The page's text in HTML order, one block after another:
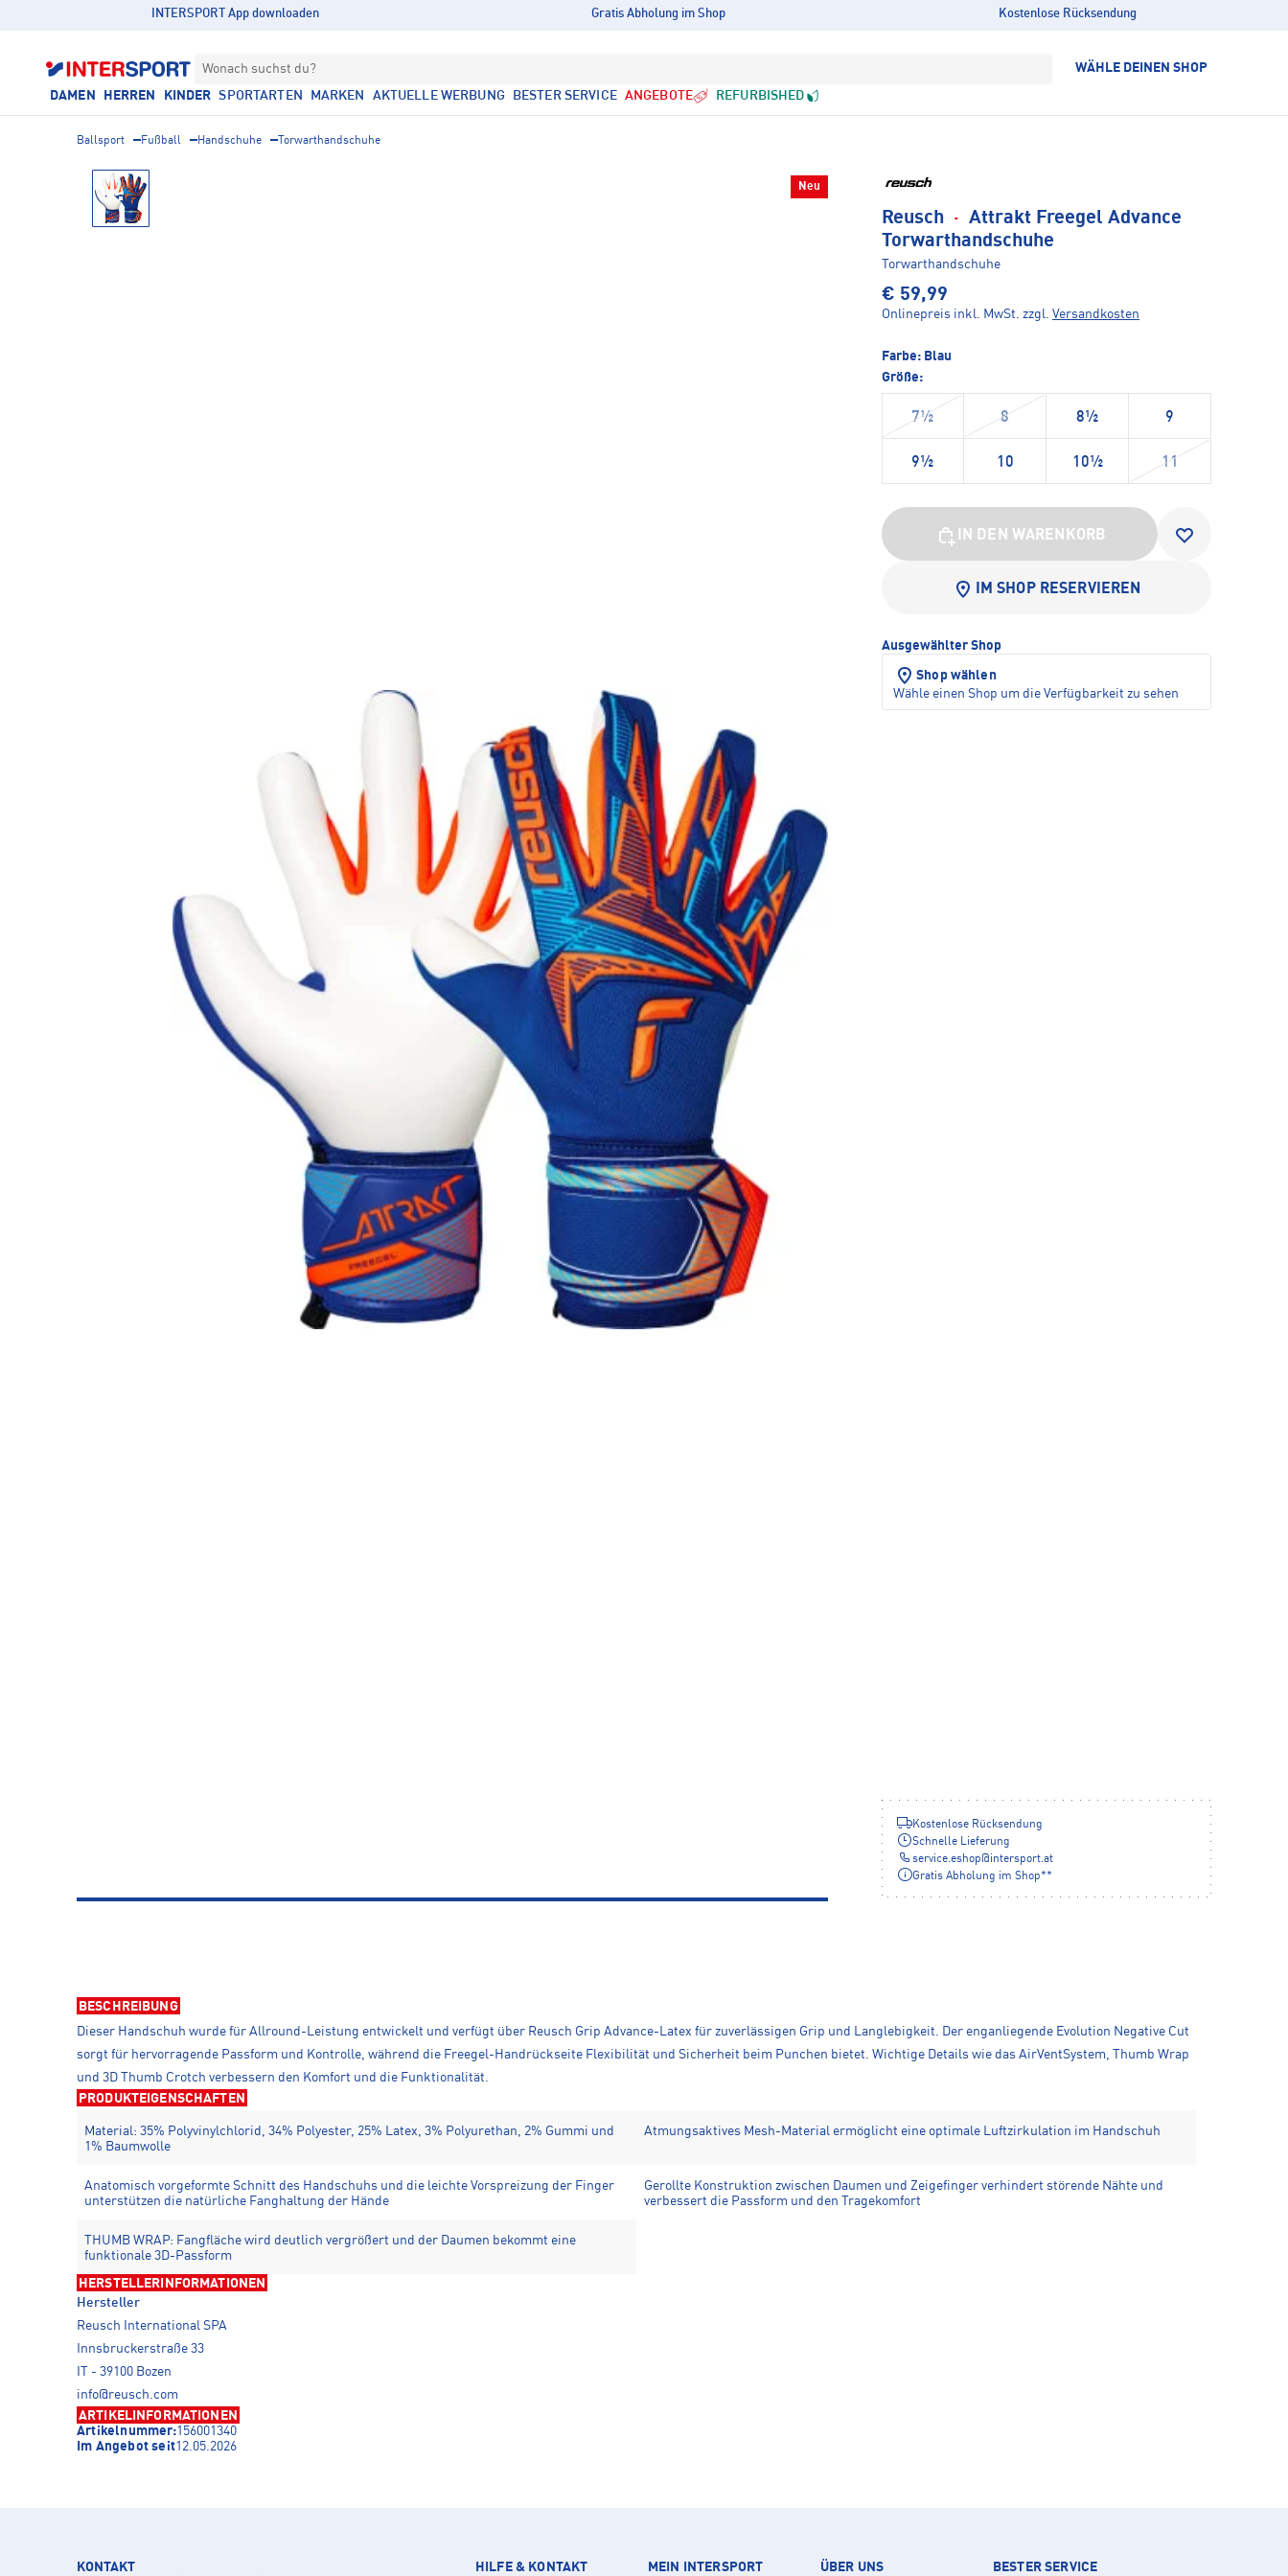
INTERSPORT App downloaden Gratis Abholung im Shop Kostenlose Rücksendung
Wonach suchst du? WÄHLE DEINEN SHOP
DAMEN HERREN KINDER SPORTARTEN MARKEN AKTUELLE WERBUNG BESTER SERVICE ANGEBOTE REFURBISHED
Ballsport Fußball Handschuhe Torwarthandschuhe
Neu
Reusch · Attrakt Freegel Advance
Torwarthandschuhe
Torwarthandschuhe
€ 59,99
Onlinepreis inkl. MwSt. zzgl. Versandkosten
Farbe: Blau
Größe:
7½ 8 8½ 9
9½ 10 10½ 11
IN DEN WARENKORB
IM SHOP RESERVIEREN
Ausgewählter Shop
Shop wählen
Wähle einen Shop um die Verfügbarkeit zu sehen
Kostenlose Rücksendung
Schnelle Lieferung
service.eshop@intersport.at
Gratis Abholung im Shop**
BESCHREIBUNG
Dieser Handschuh wurde für Allround-Leistung entwickelt und verfügt über Reusch Grip Advance-Latex für zuverlässigen Grip und Langlebigkeit. Der enganliegende Evolution Negative Cut
sorgt für hervorragende Passform und Kontrolle, während die Freegel-Handrückseite Flexibilität und Sicherheit beim Punchen bietet. Wichtige Details wie das AirVentSystem, Thumb Wrap
und 3D Thumb Crotch verbessern den Komfort und die Funktionalität.
PRODUKTEIGENSCHAFTEN
Material: 35% Polyvinylchlorid, 34% Polyester, 25% Latex, 3% Polyurethan, 2% Gummi und
1% Baumwolle
Atmungsaktives Mesh-Material ermöglicht eine optimale Luftzirkulation im Handschuh
Anatomisch vorgeformte Schnitt des Handschuhs und die leichte Vorspreizung der Finger
unterstützen die natürliche Fanghaltung der Hände
Gerollte Konstruktion zwischen Daumen und Zeigefinger verhindert störende Nähte und
verbessert die Passform und den Tragekomfort
THUMB WRAP: Fangfläche wird deutlich vergrößert und der Daumen bekommt eine
funktionale 3D-Passform
HERSTELLERINFORMATIONEN
Hersteller
Reusch International SPA
Innsbruckerstraße 33
IT - 39100 Bozen
info@reusch.com
ARTIKELINFORMATIONEN
Artikelnummer:156001340
Im Angebot seit12.05.2026
KONTAKT
HILFE & KONTAKT
MEIN INTERSPORT
ÜBER UNS
BESTER SERVICE